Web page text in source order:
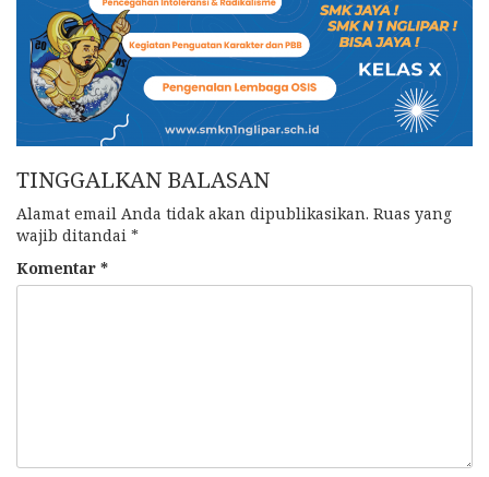
TINGGALKAN BALASAN
Alamat email Anda tidak akan dipublikasikan. Ruas yang
wajib ditandai *
Komentar *